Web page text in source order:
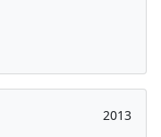
2013